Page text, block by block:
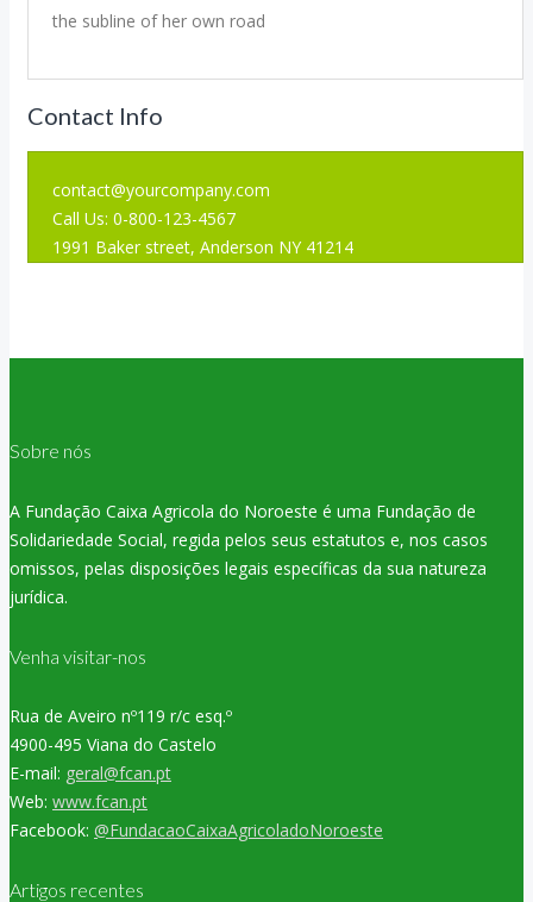
the subline of her own road
Contact Info
contact@yourcompany.com
Call Us: 0-800-123-4567
1991 Baker street, Anderson NY 41214
Sobre nós
A Fundação Caixa Agricola do Noroeste é uma Fundação de
Solidariedade Social, regida pelos seus estatutos e, nos casos
omissos, pelas disposições legais específicas da sua natureza
jurídica.
Venha visitar-nos
Rua de Aveiro nº119 r/c esq.º
4900-495 Viana do Castelo
E-mail: geral@fcan.pt
Web: www.fcan.pt
Facebook: @FundacaoCaixaAgricoladoNoroeste
Artigos recentes